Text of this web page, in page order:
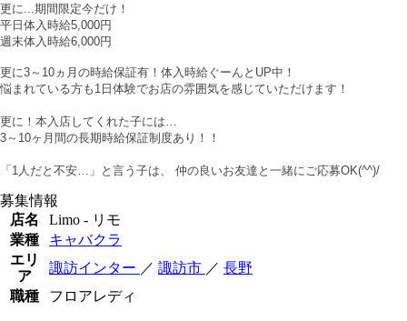
更に...期間限定今だけ！
平日体入時給5,000円
週末体入時給6,000円
更に3～10ヵ月の時給保証有！体入時給ぐーんとUP中！
悩まれている方も1日体験でお店の雰囲気を感じていただけます！
更に！本入店してくれた子には…
3～10ヶ月間の長期時給保証制度あり！！
「1人だと不安…」と言う子は、 仲の良いお友達と一緒にご応募OK(^^)/
募集情報
店名
Limo - リモ
業種
キャバクラ
エリ
ア
諏訪インター ／ 諏訪市 ／ 長野
職種
フロアレディ